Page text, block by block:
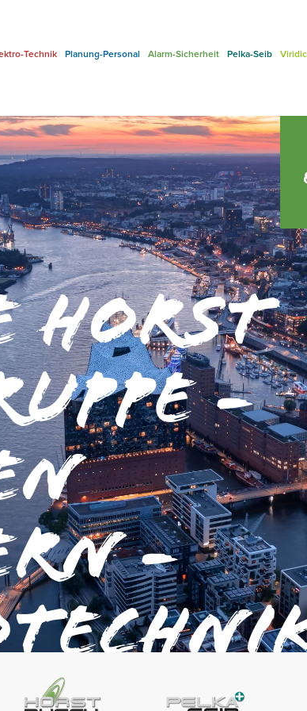
Technik Planung-Personal Alarm-Sicherheit Pelka-Seib
Horst
-
-